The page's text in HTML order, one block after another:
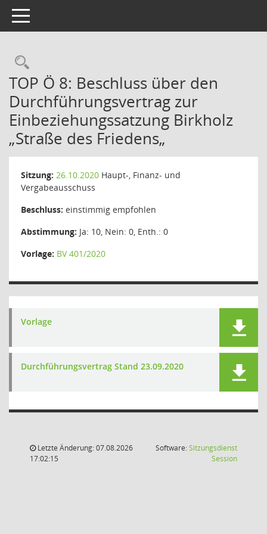
Toggle navigation
Rechercheauswahl
TOP Ö 8: Beschluss über den
Durchführungsvertrag zur
Einbeziehungssatzung Birkholz
„Straße des Friedens„
Sitzung: 26.10.2020 Haupt-, Finanz- und
Vergabeausschuss
Beschluss: einstimmig empfohlen
Abstimmung: Ja: 10, Nein: 0, Enth.: 0
Vorlage: BV 401/2020
Vorlage
Durchführungsvertrag Stand 23.09.2020
Letzte Änderung: 07.08.2026
17:02:15
Software:Sitzungsdienst
Session(Wird in